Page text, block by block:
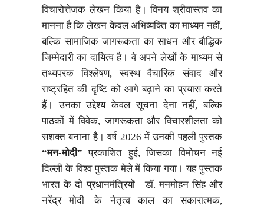
विचारोत्तेजक लेखन किया है। विनय श्रीवास्तव का
मानना है कि लेखन केवल अभिव्यक्ति का माध्यम नहीं,
बल्कि सामाजिक जागरूकता का साधन और बौद्धिक
जिम्मेदारी का दायित्व है। वे अपने लेखों के माध्यम से
तथ्यपरक विश्लेषण, स्वस्थ वैचारिक संवाद और
राष्ट्रहित की दृष्टि को आगे बढ़ाने का प्रयास करते
हैं। उनका उद्देश्य केवल सूचना देना नहीं, बल्कि
पाठकों में विवेक, जागरूकता और विचारशीलता को
सशक्त बनाना है। वर्ष 2026 में उनकी पहली पुस्तक
“मन-मोदी” प्रकाशित हुई, जिसका विमोचन नई
दिल्ली के विश्व पुस्तक मेले में किया गया। यह पुस्तक
भारत के दो प्रधानमंत्रियों—डॉ. मनमोहन सिंह और
नरेंद्र मोदी—के नेतृत्व काल का सकारात्मक,